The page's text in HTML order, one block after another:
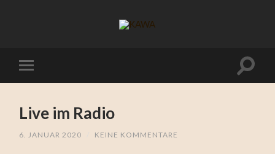
Live im Radio
6. JANUAR 2020 KEINE KOMMENTARE